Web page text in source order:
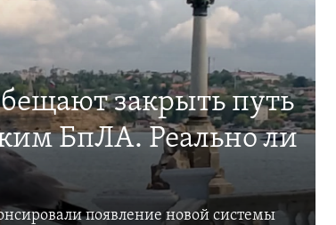
закрыть путь
БпЛА. Реально ли
появление новой системы